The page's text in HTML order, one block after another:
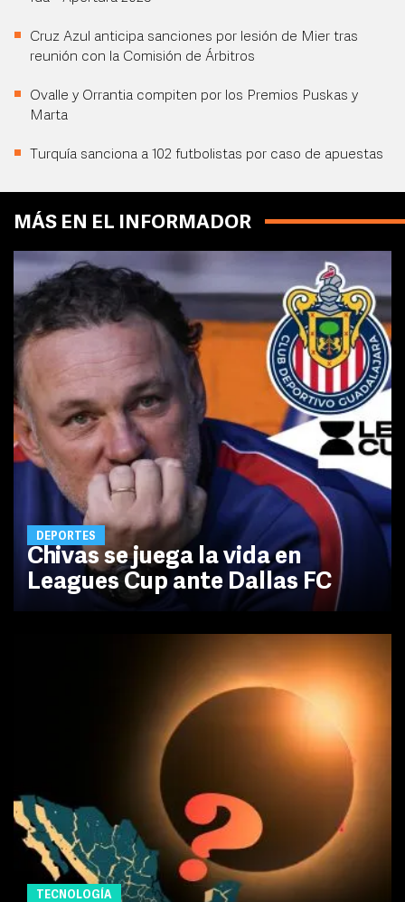
Cruz Azul anticipa sanciones por lesión de Mier tras
reunión con la Comisión de Árbitros
Ovalle y Orrantia compiten por los Premios Puskas y
Marta
Turquía sanciona a 102 futbolistas por caso de apuestas
MÁS EN EL INFORMADOR
DEPORTES
Chivas se juega la vida en
Leagues Cup ante Dallas FC
TECNOLOGÍA